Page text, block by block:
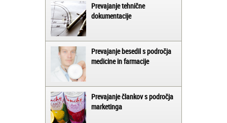
Prevajanje tehnične
dokumentacije
Prevajanje besedil s področja
medicine in farmacije
Prevajanje člankov s področja
marketinga